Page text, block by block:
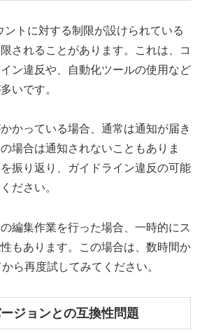
ントに対する制限が設けられている
されることがあります。これは、コ
ン違反や、自動化ツールの使用など
いです。
かっている場合、通常は通知が届き
場合は通知されないこともありま
振り返り、ガイドライン違反の可能
ださい。
編集作業を行った場合、一時的にス
もあります。この場合は、数時間か
ら再度試してみてください。
ジョンとの互換性問題